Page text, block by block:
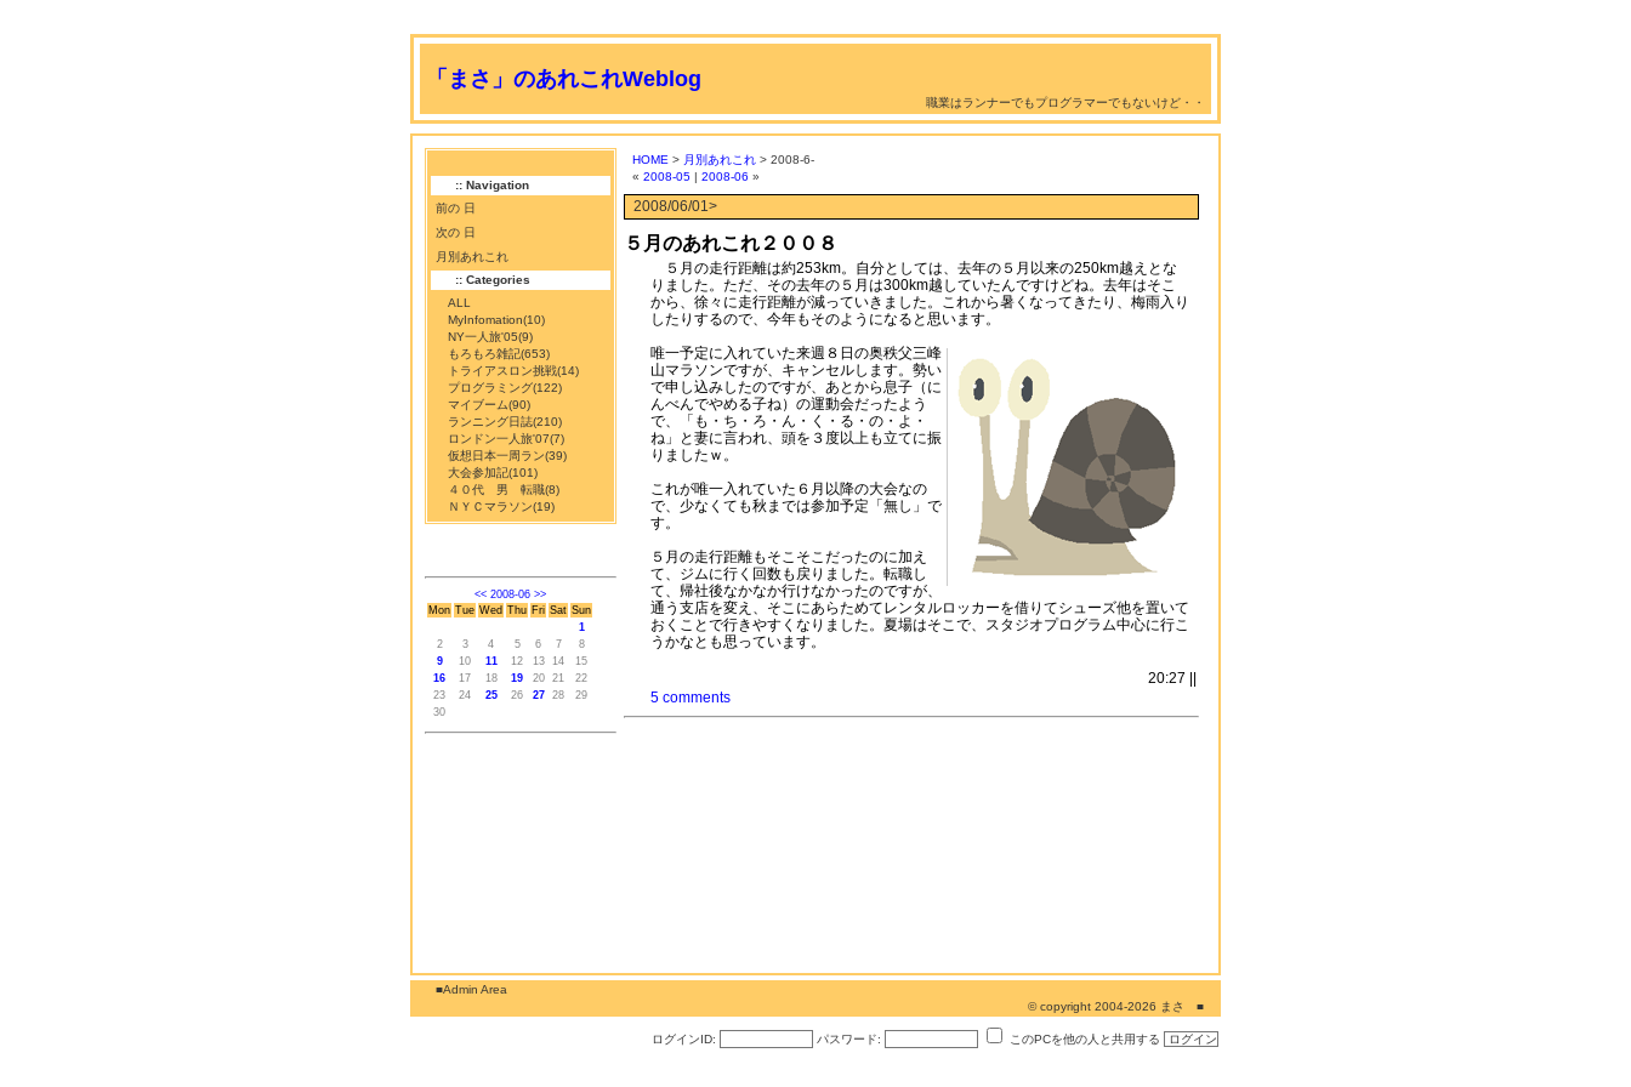
「まさ」のあれこれWeblog
職業はランナーでもプログラマーでもないけど・・
:: Navigation
前の 日
次の 日
月別あれこれ
:: Categories
ALL
MyInfomation(10)
NY一人旅'05(9)
もろもろ雑記(653)
トライアスロン挑戦(14)
プログラミング(122)
マイブーム(90)
ランニング日誌(210)
ロンドン一人旅'07(7)
仮想日本一周ラン(39)
大会参加記(101)
４０代 男 転職(8)
ＮＹＣマラソン(19)
<< 2008-06 >>
Mon Tue Wed Thu Fri Sat Sun
1
2
3 4 5 6 7
8
9
10 11 12 13 14
15
16
17 18 19 20 21
22
23
24 25 26 27 28
29
30
HOME > 月別あれこれ > 2008-6-
« 2008-05 | 2008-06 »
2008/06/01>
５月のあれこれ２００８
５月の走行距離は約253km。自分としては、去年の５月以来の250km越えとな
りました。ただ、その去年の５月は300km越していたんですけどね。去年はそこ
から、徐々に走行距離が減っていきました。これから暑くなってきたり、梅雨入り
したりするので、今年もそのようになると思います。
唯一予定に入れていた来週８日の奥秩父三峰
山マラソンですが、キャンセルします。勢い
で申し込みしたのですが、あとから息子（に
んべんでやめる子ね）の運動会だったよう
で、「も・ち・ろ・ん・く・る・の・よ・
ね」と妻に言われ、頭を３度以上も立てに振
りましたｗ。
これが唯一入れていた６月以降の大会なの
で、少なくても秋までは参加予定「無し」で
す。
５月の走行距離もそこそこだったのに加え
て、ジムに行く回数も戻りました。転職し
て、帰社後なかなか行けなかったのですが、
通う支店を変え、そこにあらためてレンタルロッカーを借りてシューズ他を置いて
おくことで行きやすくなりました。夏場はそこで、スタジオプログラム中心に行こ
うかなとも思っています。
20:27 ||
5 comments
■Admin Area
© copyright 2004-2026 まさ ■
ログインID: パスワード: このPCを他の人と共用する